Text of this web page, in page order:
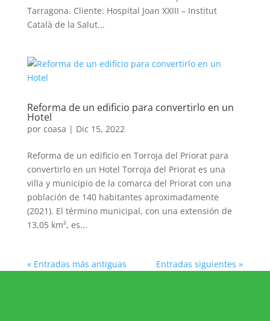
Tarragona. Cliente: Hospital Joan XXIII – Institut
Català de la Salut...
Reforma de un edificio para convertirlo en un
Hotel
por coasa | Dic 15, 2022
Reforma de un edificio en Torroja del Priorat para
convertirlo en un Hotel Torroja del Priorat es una
villa y municipio de la comarca del Priorat con una
población de 140 habitantes aproximadamente
(2021). El término municipal, con una extensión de
13,05 km², es...
« Entradas más antiguas Entradas siguientes »